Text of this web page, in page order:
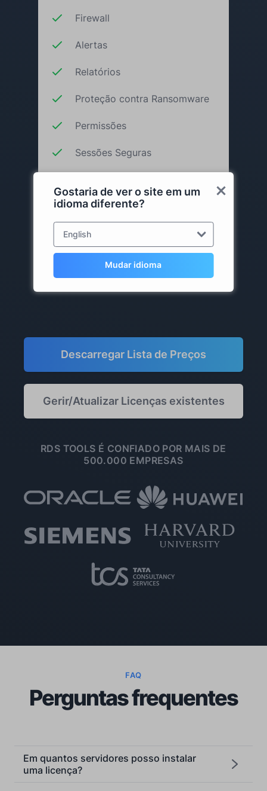
Gostaria de ver o site em um
idioma diferente?
English
Mudar idioma
Firewall
Alertas
Relatórios
Proteção contra Ransomware
Permissões
Sessões Seguras
* excluindo impostos
Descarregar Lista de Preços
Gerir/Atualizar Licenças existentes
RDS TOOLS É CONFIADO POR MAIS DE
500.000 EMPRESAS
FAQ
Perguntas frequentes
Em quantos servidores posso instalar
uma licença?